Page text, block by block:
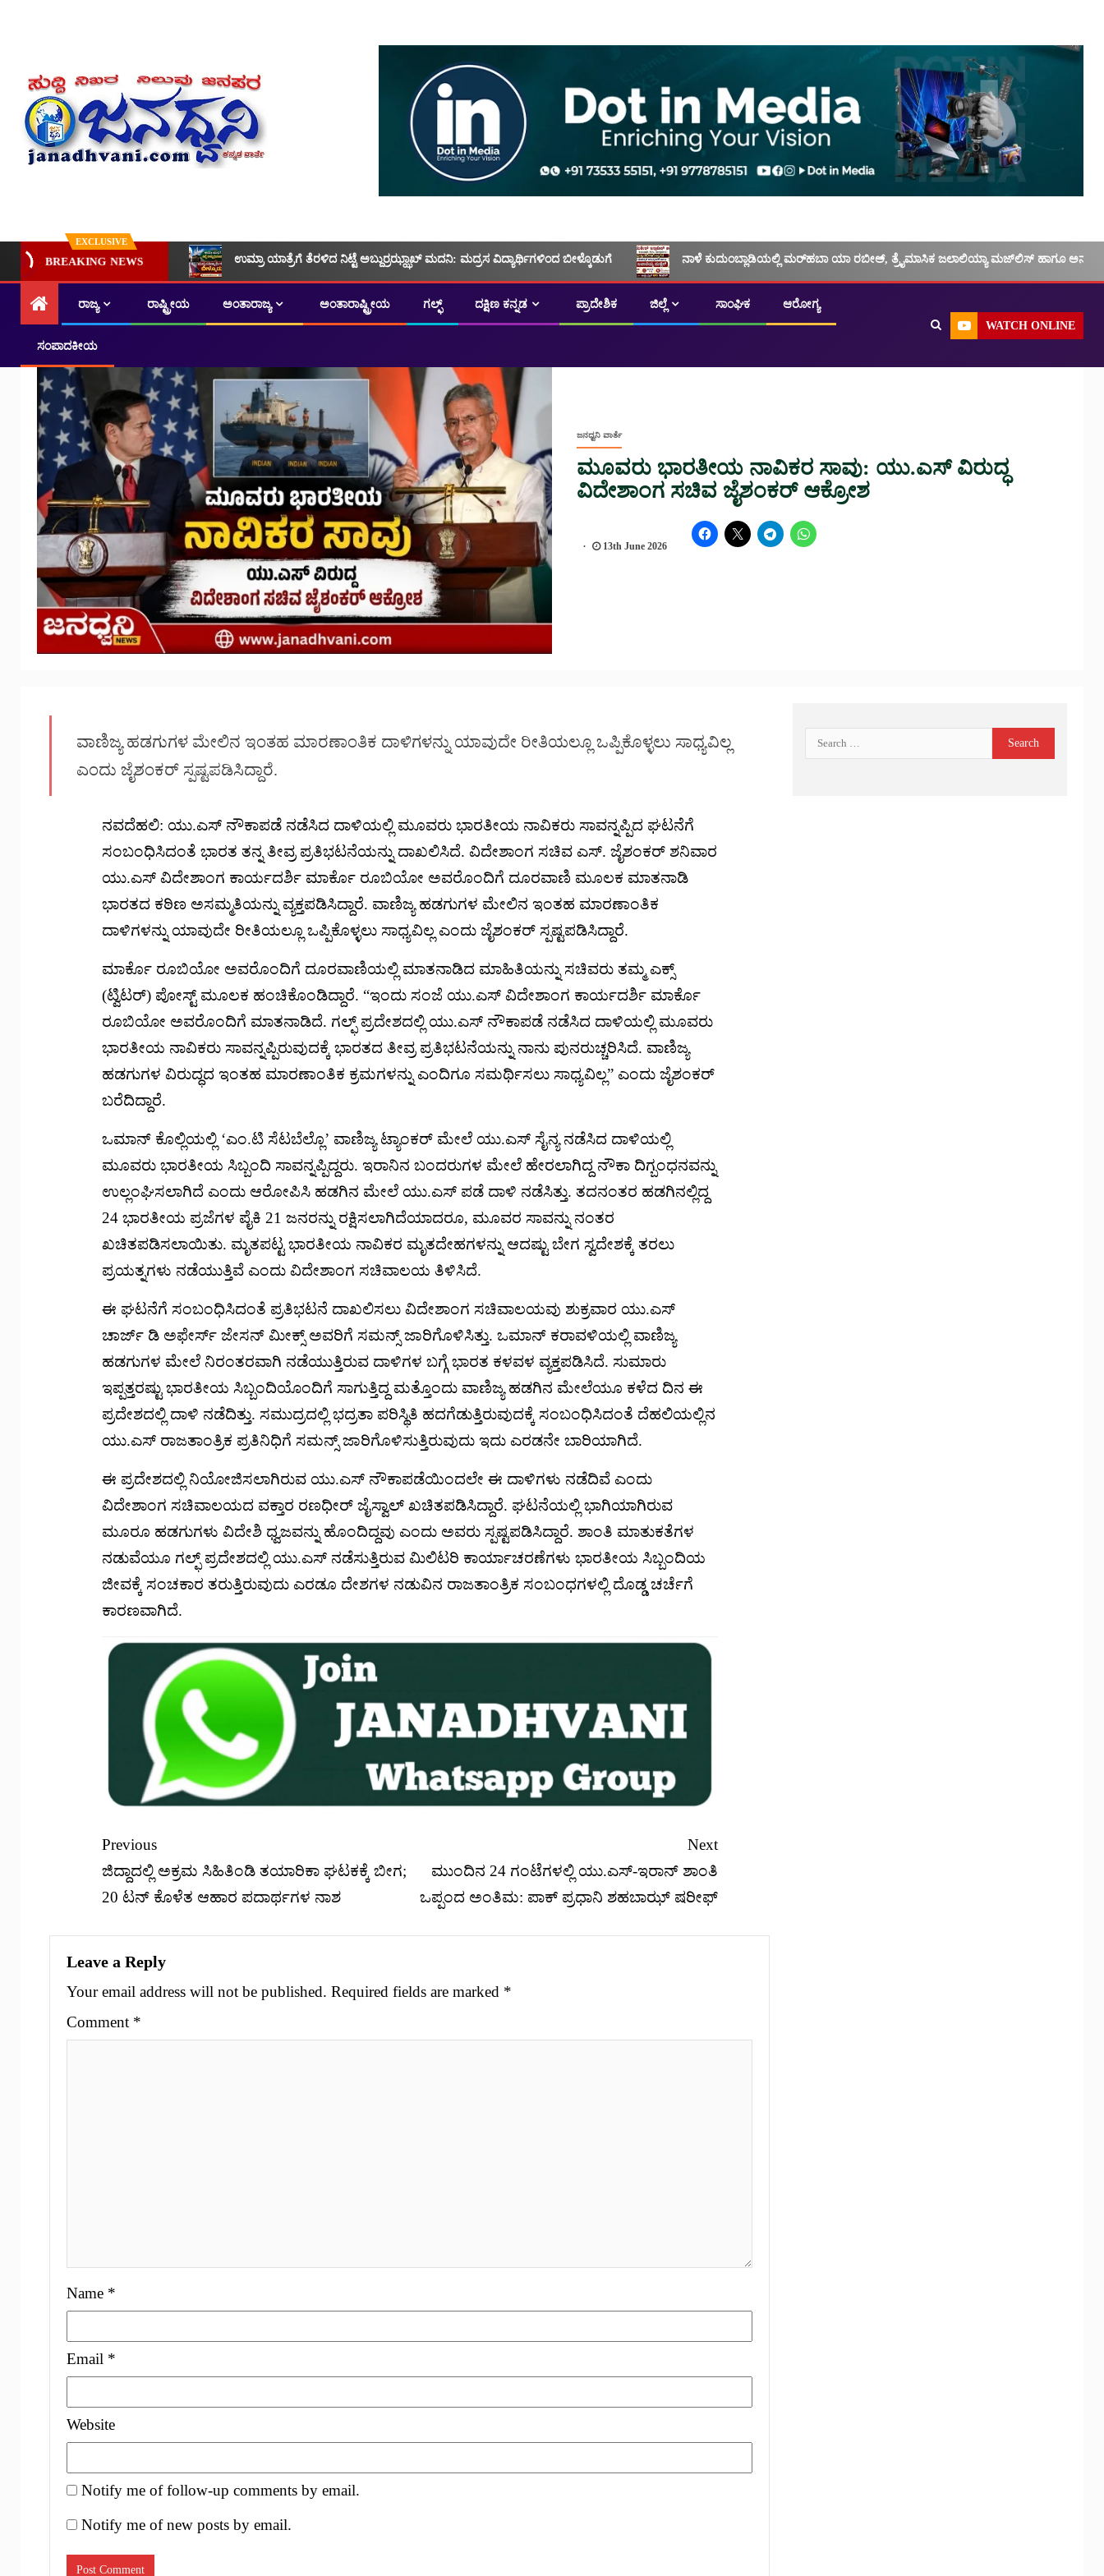
EXCLUSIVE
BREAKING NEWS ಉಮ್ರಾ ಯಾತ್ರೆಗೆ ತೆರಳಿದ ನಿಟ್ಟೆ ಅಬ್ದುರ್ರಝ್ಝಾಖ್ ಮದನಿ: ಮದ್ರಸ ವಿದ್ಯಾರ್ಥಿಗಳಿಂದ ಬೀಳ್ಕೊಡುಗೆ ನಾಳೆ ಕುದುಂಬ್ಲಾಡಿಯಲ್ಲಿ ಮರ್‌‌ಹಬಾ ಯಾ ರಬೀಅ್, ತ್ರೈಮಾಸಿಕ ಜಲಾಲಿಯ್ಯಾ ಮಜ್‌‌ಲಿಸ್‌‌ ಹಾಗೂ
ರಾಜ್ಯ ರಾಷ್ಟ್ರೀಯ ಅಂತಾರಾಜ್ಯ ಅಂತಾರಾಷ್ಟ್ರೀಯ ಗಲ್ಫ್ ದಕ್ಷಿಣ ಕನ್ನಡ ಪ್ರಾದೇಶಿಕ ಜಿಲ್ಲೆ ಸಾಂಘಿಕ ಆರೋಗ್ಯ
ಸಂಪಾದಕೀಯ
WATCH ONLINE
ಜನಧ್ವನಿ ವಾರ್ತೆ
ಮೂವರು ಭಾರತೀಯ ನಾವಿಕರ ಸಾವು: ಯು.ಎಸ್ ವಿರುದ್ಧ
ವಿದೇಶಾಂಗ ಸಚಿವ ಜೈಶಂಕರ್ ಆಕ್ರೋಶ
13th June 2026
ವಾಣಿಜ್ಯ ಹಡಗುಗಳ ಮೇಲಿನ ಇಂತಹ ಮಾರಣಾಂತಿಕ ದಾಳಿಗಳನ್ನು ಯಾವುದೇ ರೀತಿಯಲ್ಲೂ ಒಪ್ಪಿಕೊಳ್ಳಲು ಸಾಧ್ಯವಿಲ್ಲ
ಎಂದು ಜೈಶಂಕರ್ ಸ್ಪಷ್ಟಪಡಿಸಿದ್ದಾರೆ.
ನವದೆಹಲಿ: ಯು.ಎಸ್ ನೌಕಾಪಡೆ ನಡೆಸಿದ ದಾಳಿಯಲ್ಲಿ ಮೂವರು ಭಾರತೀಯ ನಾವಿಕರು ಸಾವನ್ನಪ್ಪಿದ ಘಟನೆಗೆ
ಸಂಬಂಧಿಸಿದಂತೆ ಭಾರತ ತನ್ನ ತೀವ್ರ ಪ್ರತಿಭಟನೆಯನ್ನು ದಾಖಲಿಸಿದೆ. ವಿದೇಶಾಂಗ ಸಚಿವ ಎಸ್. ಜೈಶಂಕರ್ ಶನಿವಾರ
ಯು.ಎಸ್ ವಿದೇಶಾಂಗ ಕಾರ್ಯದರ್ಶಿ ಮಾರ್ಕೊ ರೂಬಿಯೋ ಅವರೊಂದಿಗೆ ದೂರವಾಣಿ ಮೂಲಕ ಮಾತನಾಡಿ
ಭಾರತದ ಕಠಿಣ ಅಸಮ್ಮತಿಯನ್ನು ವ್ಯಕ್ತಪಡಿಸಿದ್ದಾರೆ. ವಾಣಿಜ್ಯ ಹಡಗುಗಳ ಮೇಲಿನ ಇಂತಹ ಮಾರಣಾಂತಿಕ
ದಾಳಿಗಳನ್ನು ಯಾವುದೇ ರೀತಿಯಲ್ಲೂ ಒಪ್ಪಿಕೊಳ್ಳಲು ಸಾಧ್ಯವಿಲ್ಲ ಎಂದು ಜೈಶಂಕರ್ ಸ್ಪಷ್ಟಪಡಿಸಿದ್ದಾರೆ.
ಮಾರ್ಕೊ ರೂಬಿಯೋ ಅವರೊಂದಿಗೆ ದೂರವಾಣಿಯಲ್ಲಿ ಮಾತನಾಡಿದ ಮಾಹಿತಿಯನ್ನು ಸಚಿವರು ತಮ್ಮ ಎಕ್ಸ್
(ಟ್ವಿಟರ್) ಪೋಸ್ಟ್ ಮೂಲಕ ಹಂಚಿಕೊಂಡಿದ್ದಾರೆ. “ಇಂದು ಸಂಜೆ ಯು.ಎಸ್ ವಿದೇಶಾಂಗ ಕಾರ್ಯದರ್ಶಿ ಮಾರ್ಕೊ
ರೂಬಿಯೋ ಅವರೊಂದಿಗೆ ಮಾತನಾಡಿದೆ. ಗಲ್ಫ್ ಪ್ರದೇಶದಲ್ಲಿ ಯು.ಎಸ್ ನೌಕಾಪಡೆ ನಡೆಸಿದ ದಾಳಿಯಲ್ಲಿ ಮೂವರು
ಭಾರತೀಯ ನಾವಿಕರು ಸಾವನ್ನಪ್ಪಿರುವುದಕ್ಕೆ ಭಾರತದ ತೀವ್ರ ಪ್ರತಿಭಟನೆಯನ್ನು ನಾನು ಪುನರುಚ್ಚರಿಸಿದೆ. ವಾಣಿಜ್ಯ
ಹಡಗುಗಳ ವಿರುದ್ಧದ ಇಂತಹ ಮಾರಣಾಂತಿಕ ಕ್ರಮಗಳನ್ನು ಎಂದಿಗೂ ಸಮರ್ಥಿಸಲು ಸಾಧ್ಯವಿಲ್ಲ” ಎಂದು ಜೈಶಂಕರ್
ಬರೆದಿದ್ದಾರೆ.
ಒಮಾನ್ ಕೊಲ್ಲಿಯಲ್ಲಿ ‘ಎಂ.ಟಿ ಸೆಟಬೆಲ್ಲೊ’ ವಾಣಿಜ್ಯ ಟ್ಯಾಂಕರ್ ಮೇಲೆ ಯು.ಎಸ್ ಸೈನ್ಯ ನಡೆಸಿದ ದಾಳಿಯಲ್ಲಿ
ಮೂವರು ಭಾರತೀಯ ಸಿಬ್ಬಂದಿ ಸಾವನ್ನಪ್ಪಿದ್ದರು. ಇರಾನಿನ ಬಂದರುಗಳ ಮೇಲೆ ಹೇರಲಾಗಿದ್ದ ನೌಕಾ ದಿಗ್ಬಂಧನವನ್ನು
ಉಲ್ಲಂಘಿಸಲಾಗಿದೆ ಎಂದು ಆರೋಪಿಸಿ ಹಡಗಿನ ಮೇಲೆ ಯು.ಎಸ್ ಪಡೆ ದಾಳಿ ನಡೆಸಿತ್ತು. ತದನಂತರ ಹಡಗಿನಲ್ಲಿದ್ದ
24 ಭಾರತೀಯ ಪ್ರಜೆಗಳ ಪೈಕಿ 21 ಜನರನ್ನು ರಕ್ಷಿಸಲಾಗಿದೆಯಾದರೂ, ಮೂವರ ಸಾವನ್ನು ನಂತರ
ಖಚಿತಪಡಿಸಲಾಯಿತು. ಮೃತಪಟ್ಟ ಭಾರತೀಯ ನಾವಿಕರ ಮೃತದೇಹಗಳನ್ನು ಆದಷ್ಟು ಬೇಗ ಸ್ವದೇಶಕ್ಕೆ ತರಲು
ಪ್ರಯತ್ನಗಳು ನಡೆಯುತ್ತಿವೆ ಎಂದು ವಿದೇಶಾಂಗ ಸಚಿವಾಲಯ ತಿಳಿಸಿದೆ.
ಈ ಘಟನೆಗೆ ಸಂಬಂಧಿಸಿದಂತೆ ಪ್ರತಿಭಟನೆ ದಾಖಲಿಸಲು ವಿದೇಶಾಂಗ ಸಚಿವಾಲಯವು ಶುಕ್ರವಾರ ಯು.ಎಸ್
ಚಾರ್ಜ್ ಡಿ ಅಫೇರ್ಸ್ ಜೇಸನ್ ಮೀಕ್ಸ್ ಅವರಿಗೆ ಸಮನ್ಸ್ ಜಾರಿಗೊಳಿಸಿತ್ತು. ಒಮಾನ್ ಕರಾವಳಿಯಲ್ಲಿ ವಾಣಿಜ್ಯ
ಹಡಗುಗಳ ಮೇಲೆ ನಿರಂತರವಾಗಿ ನಡೆಯುತ್ತಿರುವ ದಾಳಿಗಳ ಬಗ್ಗೆ ಭಾರತ ಕಳವಳ ವ್ಯಕ್ತಪಡಿಸಿದೆ. ಸುಮಾರು
ಇಪ್ಪತ್ತರಷ್ಟು ಭಾರತೀಯ ಸಿಬ್ಬಂದಿಯೊಂದಿಗೆ ಸಾಗುತ್ತಿದ್ದ ಮತ್ತೊಂದು ವಾಣಿಜ್ಯ ಹಡಗಿನ ಮೇಲೆಯೂ ಕಳೆದ ದಿನ ಈ
ಪ್ರದೇಶದಲ್ಲಿ ದಾಳಿ ನಡೆದಿತ್ತು. ಸಮುದ್ರದಲ್ಲಿ ಭದ್ರತಾ ಪರಿಸ್ಥಿತಿ ಹದಗೆಡುತ್ತಿರುವುದಕ್ಕೆ ಸಂಬಂಧಿಸಿದಂತೆ ದೆಹಲಿಯಲ್ಲಿನ
ಯು.ಎಸ್ ರಾಜತಾಂತ್ರಿಕ ಪ್ರತಿನಿಧಿಗೆ ಸಮನ್ಸ್ ಜಾರಿಗೊಳಿಸುತ್ತಿರುವುದು ಇದು ಎರಡನೇ ಬಾರಿಯಾಗಿದೆ.
ಈ ಪ್ರದೇಶದಲ್ಲಿ ನಿಯೋಜಿಸಲಾಗಿರುವ ಯು.ಎಸ್ ನೌಕಾಪಡೆಯಿಂದಲೇ ಈ ದಾಳಿಗಳು ನಡೆದಿವೆ ಎಂದು
ವಿದೇಶಾಂಗ ಸಚಿವಾಲಯದ ವಕ್ತಾರ ರಣಧೀರ್ ಜೈಸ್ವಾಲ್ ಖಚಿತಪಡಿಸಿದ್ದಾರೆ. ಘಟನೆಯಲ್ಲಿ ಭಾಗಿಯಾಗಿರುವ
ಮೂರೂ ಹಡಗುಗಳು ವಿದೇಶಿ ಧ್ವಜವನ್ನು ಹೊಂದಿದ್ದವು ಎಂದು ಅವರು ಸ್ಪಷ್ಟಪಡಿಸಿದ್ದಾರೆ. ಶಾಂತಿ ಮಾತುಕತೆಗಳ
ನಡುವೆಯೂ ಗಲ್ಫ್ ಪ್ರದೇಶದಲ್ಲಿ ಯು.ಎಸ್ ನಡೆಸುತ್ತಿರುವ ಮಿಲಿಟರಿ ಕಾರ್ಯಾಚರಣೆಗಳು ಭಾರತೀಯ ಸಿಬ್ಬಂದಿಯ
ಜೀವಕ್ಕೆ ಸಂಚಕಾರ ತರುತ್ತಿರುವುದು ಎರಡೂ ದೇಶಗಳ ನಡುವಿನ ರಾಜತಾಂತ್ರಿಕ ಸಂಬಂಧಗಳಲ್ಲಿ ದೊಡ್ಡ ಚರ್ಚೆಗೆ
ಕಾರಣವಾಗಿದೆ.
Previous
ಜಿದ್ದಾದಲ್ಲಿ ಅಕ್ರಮ ಸಿಹಿತಿಂಡಿ ತಯಾರಿಕಾ ಘಟಕಕ್ಕೆ ಬೀಗ;
20 ಟನ್ ಕೊಳೆತ ಆಹಾರ ಪದಾರ್ಥಗಳ ನಾಶ
Next
ಮುಂದಿನ 24 ಗಂಟೆಗಳಲ್ಲಿ ಯು.ಎಸ್-ಇರಾನ್ ಶಾಂತಿ
ಒಪ್ಪಂದ ಅಂತಿಮ: ಪಾಕ್ ಪ್ರಧಾನಿ ಶಹಬಾಝ್ ಷರೀಫ್
Leave a Reply
Your email address will not be published. Required fields are marked *
Comment *
Name *
Email *
Website
Notify me of follow-up comments by email.
Notify me of new posts by email.